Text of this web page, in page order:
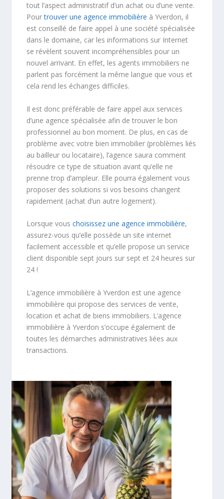
tout l’aspect administratif d’un achat ou d’une vente.
Pourtrouver une agence immobilière à Yverdon, il
est conseillé de faire appel à une société spécialisée
dans le domaine, car les informations sur Internet
se révèlent souvent incompréhensibles pour un
nouvel arrivant. En effet, les agents immobiliers ne
parlent pas forcément la même langue que vous et
cela rend les échanges difficiles.
Il est donc préférable de faire appel aux services
d’une agence spécialisée afin de trouver le bon
professionnel au bon moment. De plus, en cas de
problème avec votre bien immobilier (problèmes liés
au bailleur ou locataire), l’agence saura comment
résoudre ce type de situation avant qu’elle ne
prenne trop d’ampleur. Elle pourra également vous
proposer des solutions si vos besoins changent
rapidement (achat d’un autre logement).
Lorsque vouschoisissez une agence immobilière,
assurez-vous qu’elle possède un site internet
facilement accessible et qu’elle propose un service
client disponible sept jours sur sept et 24 heures sur
24 !
L’agence immobilière à Yverdon est une agence
immobilière qui propose des services de vente,
location et achat de biens immobiliers. L’agence
immobilière à Yverdon s’occupe également de
toutes les démarches administratives liées aux
transactions.